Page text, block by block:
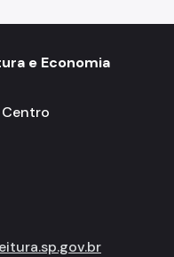
e Economia